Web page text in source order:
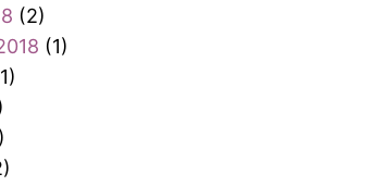
(2)
(1)